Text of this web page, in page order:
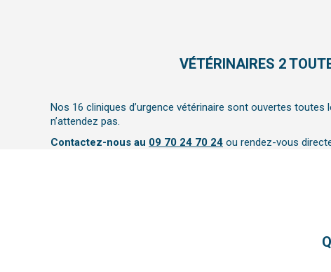
VÉTÉRINAIRES 2
Nos 16 cliniques d’urgence vétérinaire sont ouvertes
n’attendez pas.
Contactez-nous au 09 70 24 70 24 ou rendez-vous